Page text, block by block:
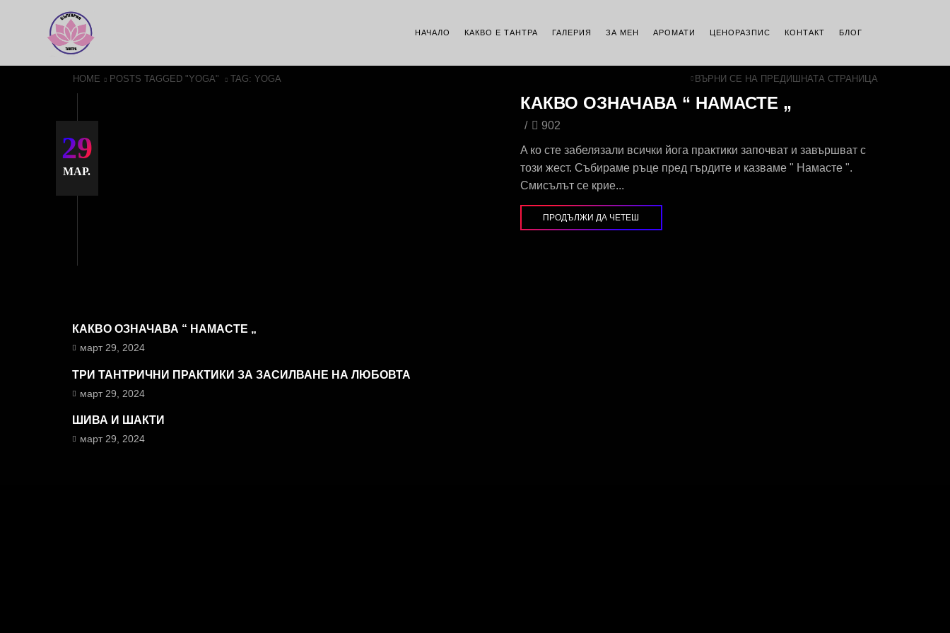
НАЧАЛО КАКВО Е ТАНТРА ГАЛЕРИЯ ЗА МЕН АРОМАТИ ЦЕНОРАЗПИС КОНТАКТ БЛОГ
ВЪРНИ СЕ НА ПРЕДИШНАТА СТРАНИЦА
HOME POSTS TAGGED "YOGA" TAG: YOGA
КАКВО ОЗНАЧАВА “ НАМАСТЕ „
/ 902
A ко сте забелязали всички йога практики започват и завършват с
този жест. Събираме ръце пред гърдите и казваме " Намасте ".
Смисълът се крие...
ПРОДЪЛЖИ ДА ЧЕТЕШ
29
МАР.
КАКВО ОЗНАЧАВА “ НАМАСТЕ „
март 29, 2024
ТРИ ТАНТРИЧНИ ПРАКТИКИ ЗА ЗАСИЛВАНЕ НА ЛЮБОВТА
март 29, 2024
ШИВА И ШАКТИ
март 29, 2024